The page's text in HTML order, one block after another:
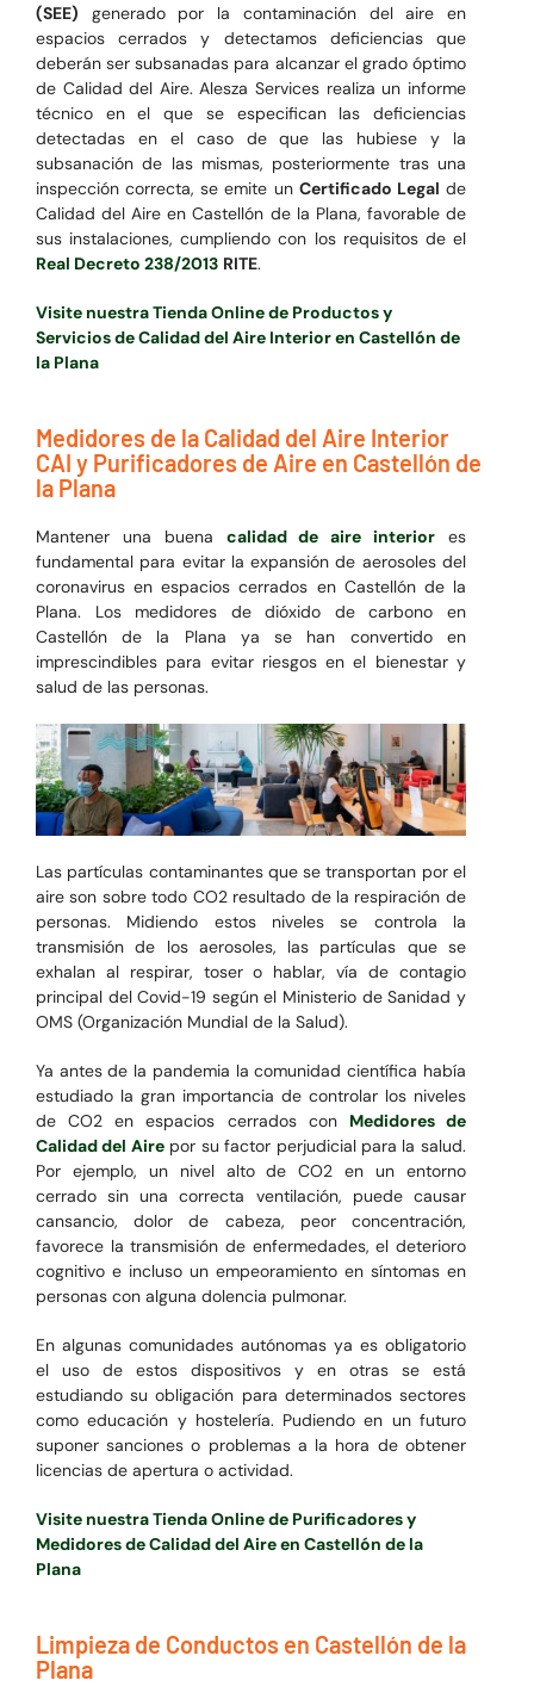
(SEE) generado por la contaminación del aire en
espacios cerrados y detectamos deficiencias que
deberán ser subsanadas para alcanzar el grado óptimo
de Calidad del Aire. Alesza Services realiza un informe
técnico en el que se especifican las deficiencias
detectadas en el caso de que las hubiese y la
subsanación de las mismas, posteriormente tras una
inspección correcta, se emite un Certificado Legal de
Calidad del Aire en Castellón de la Plana, favorable de
sus instalaciones, cumpliendo con los requisitos de el
Real Decreto 238/2013 RITE.
Visite nuestra Tienda Online de Productos y
Servicios de Calidad del Aire Interior en Castellón de
la Plana
Medidores de la Calidad del Aire Interior
CAI y Purificadores de Aire en Castellón de
la Plana
Mantener una buena calidad de aire interior es
fundamental para evitar la expansión de aerosoles del
coronavirus en espacios cerrados en Castellón de la
Plana. Los medidores de dióxido de carbono en
Castellón de la Plana ya se han convertido en
imprescindibles para evitar riesgos en el bienestar y
salud de las personas.
Las partículas contaminantes que se transportan por el
aire son sobre todo CO2 resultado de la respiración de
personas. Midiendo estos niveles se controla la
transmisión de los aerosoles, las partículas que se
exhalan al respirar, toser o hablar, vía de contagio
principal del Covid-19 según el Ministerio de Sanidad y
OMS (Organización Mundial de la Salud).
Ya antes de la pandemia la comunidad científica había
estudiado la gran importancia de controlar los niveles
de CO2 en espacios cerrados con Medidores de
Calidad del Airepor su factor perjudicial para la salud.
Por ejemplo, un nivel alto de CO2 en un entorno
cerrado sin una correcta ventilación, puede causar
cansancio, dolor de cabeza, peor concentración,
favorece la transmisión de enfermedades, el deterioro
cognitivo e incluso un empeoramiento en síntomas en
personas con alguna dolencia pulmonar.
En algunas comunidades autónomas ya es obligatorio
el uso de estos dispositivos y en otras se está
estudiando su obligación para determinados sectores
como educación y hostelería. Pudiendo en un futuro
suponer sanciones o problemas a la hora de obtener
licencias de apertura o actividad.
Visite nuestra Tienda Online de Purificadores y
Medidores de Calidad del Aire en Castellón de la
Plana
Limpieza de Conductos en Castellón de la
Plana